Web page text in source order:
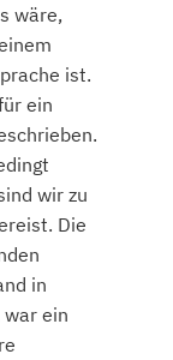
wäre,
ist.
ein
wir zu
Die
in
war ein